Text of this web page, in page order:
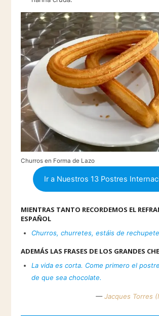
Churros en Forma de Lazo
Ir a Nuestros 13 Postres
MIENTRAS TANTO RECORDEMOS EL
ESPAÑOL
Churros, churretes, estáis de
ADEMÁS LAS FRASES DE LOS GRANDES
La vida es corta. Come primero el
de que sea chocolate.
—Jacques Torres